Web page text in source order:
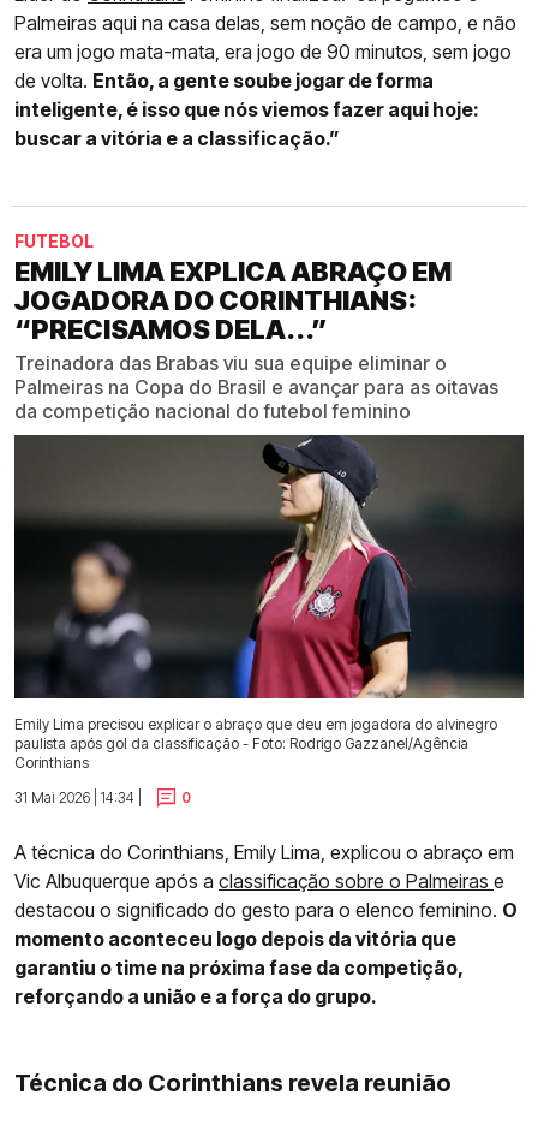
Palmeiras aqui na casa delas, sem noção de campo, e não
era um jogo mata-mata, era jogo de 90 minutos, sem jogo
de volta. Então, a gente soube jogar de forma
inteligente, é isso que nós viemos fazer aqui hoje:
buscar a vitória e a classificação.”
FUTEBOL
EMILY LIMA EXPLICA ABRAÇO EM
JOGADORA DO CORINTHIANS:
“PRECISAMOS DELA...”
Treinadora das Brabas viu sua equipe eliminar o
Palmeiras na Copa do Brasil e avançar para as oitavas
da competição nacional do futebol feminino
Emily Lima precisou explicar o abraço que deu em jogadora do alvinegro
paulista após gol da classificação - Foto: Rodrigo Gazzanel/Agência
Corinthians
31 Mai 2026 | 14:34 |
0
A técnica do Corinthians, Emily Lima, explicou o abraço em
Vic Albuquerque após a classificação sobre o Palmeiras e
destacou o significado do gesto para o elenco feminino. O
momento aconteceu logo depois da vitória que
garantiu o time na próxima fase da competição,
reforçando a união e a força do grupo.
Técnica do Corinthians revela reunião